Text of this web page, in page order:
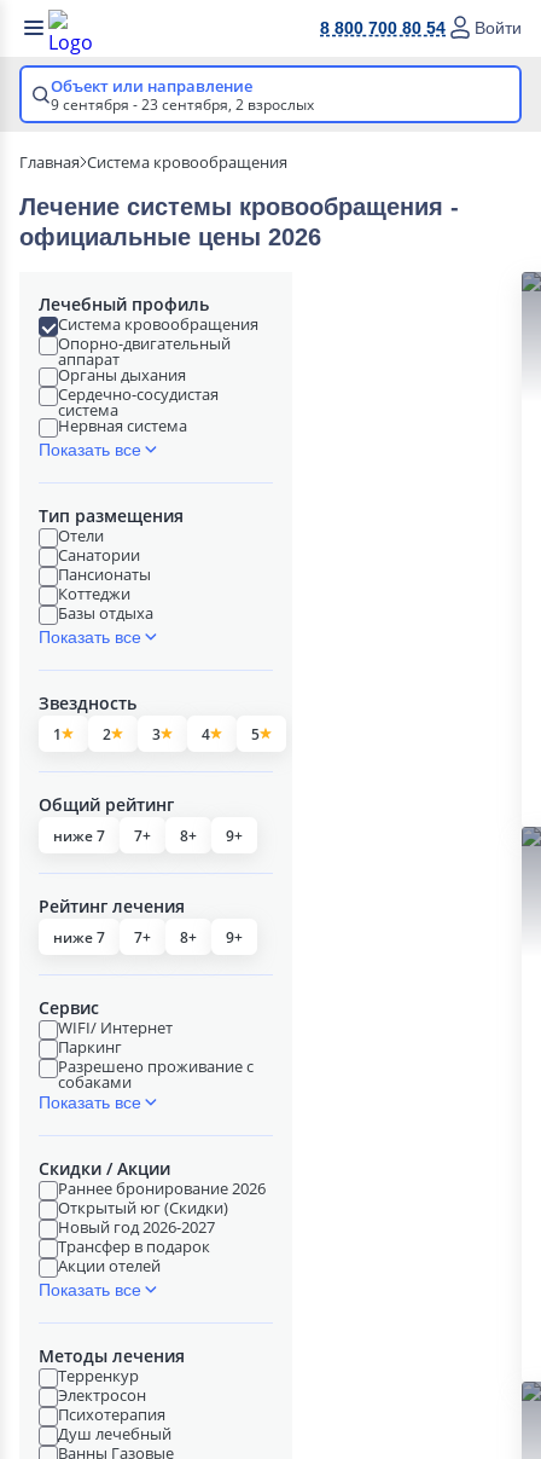
8 800 700 80 54 Войти
Объект или направление
9 сентября - 23 сентября, 2 взрослых
Главная Система кровообращения
Лечение системы кровообращения -
официальные цены 2026
Лечебный профиль
Система кровообращения
Опорно-двигательный
аппарат
Органы дыхания
Сердечно-сосудистая
система
Нервная система
Показать все
Тип размещения
Отели
Санатории
Пансионаты
Коттеджи
Базы отдыха
Показать все
Звездность
1 2 3 4 5
Общий рейтинг
ниже 7 7+ 8+ 9+
Рейтинг лечения
ниже 7 7+ 8+ 9+
Сервис
WIFI/ Интернет
Паркинг
Разрешено проживание с
собаками
Показать все
Скидки / Акции
Раннее бронирование 2026
Открытый юг (Скидки)
Новый год 2026-2027
Трансфер в подарок
Акции отелей
Показать все
Методы лечения
Терренкур
Электросон
Психотерапия
Душ лечебный
Ванны Газовые